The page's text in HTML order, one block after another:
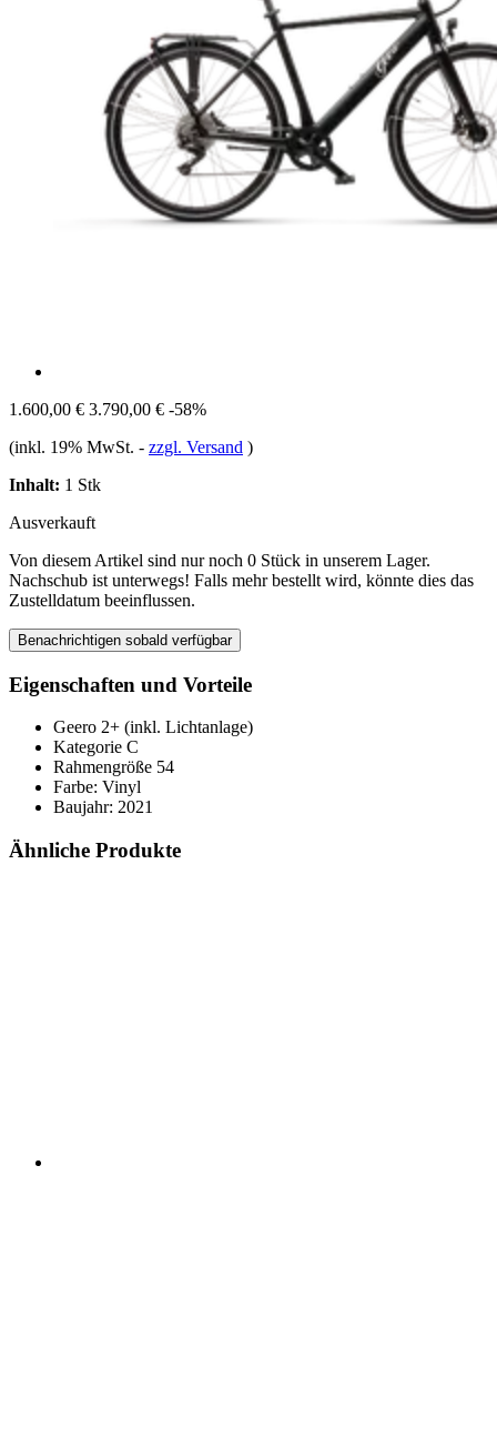
1.600,00 € 3.790,00 € -58%
(inkl. 19% MwSt. - zzgl. Versand )
Inhalt: 1 Stk
Ausverkauft
Von diesem Artikel sind nur noch 0 Stück in unserem Lager.
Nachschub ist unterwegs! Falls mehr bestellt wird, könnte dies das
Zustelldatum beeinflussen.
Benachrichtigen sobald verfügbar
Eigenschaften und Vorteile
Geero 2+ (inkl. Lichtanlage)
Kategorie C
Rahmengröße 54
Farbe: Vinyl
Baujahr: 2021
Ähnliche Produkte